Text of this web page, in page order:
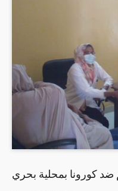
ضد كورونا بمحلية بحري